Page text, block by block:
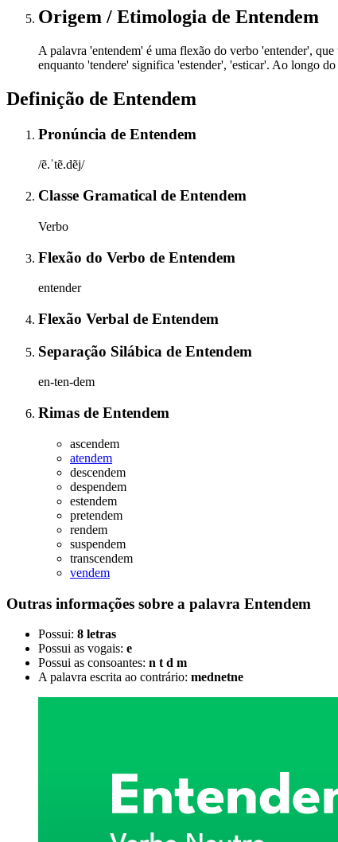
Origem / Etimologia de Entendem
A palavra 'entendem' é uma flexão do verbo 'entender',
enquanto 'tendere' significa 'estender', 'esticar'. Ao longo
Definição de Entendem
Pronúncia de Entendem
/ẽ.ˈtẽ.dẽj/
Classe Gramatical de Entendem
Verbo
Flexão do Verbo de Entendem
entender
Flexão Verbal de Entendem
Separação Silábica de Entendem
en-ten-dem
Rimas de Entendem
ascendem
atendem
descendem
despendem
estendem
pretendem
rendem
suspendem
transcendem
vendem
Outras informações sobre a palavra Entendem
Possui: 8 letras
Possui as vogais: e
Possui as consoantes: n t d m
A palavra escrita ao contrário: mednetne